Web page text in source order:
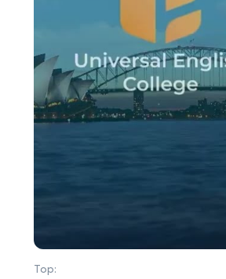
Top: